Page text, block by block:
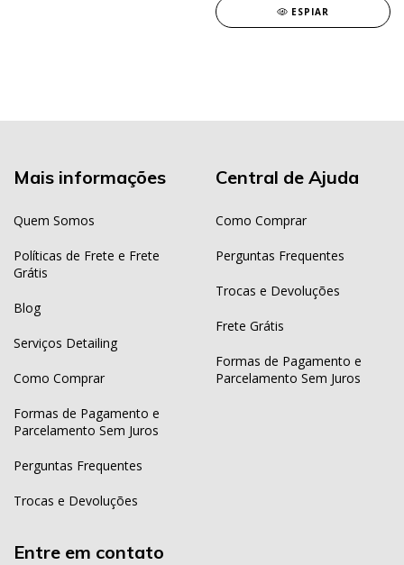
ESPIAR
Mais informações
Quem Somos
Políticas de Frete e Frete
Grátis
Blog
Serviços Detailing
Como Comprar
Formas de Pagamento e
Parcelamento Sem Juros
Perguntas Frequentes
Trocas e Devoluções
Central de Ajuda
Como Comprar
Perguntas Frequentes
Trocas e Devoluções
Frete Grátis
Formas de Pagamento e
Parcelamento Sem Juros
Entre em contato